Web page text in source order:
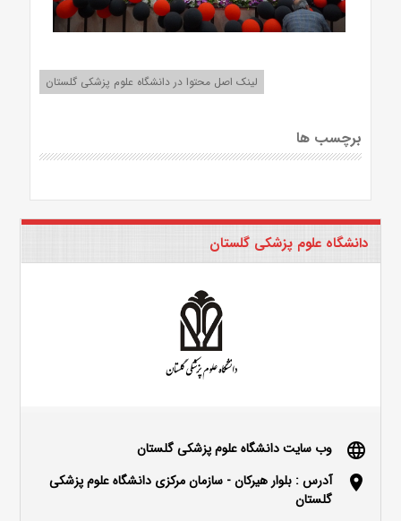
لینک اصل محتوا در دانشگاه علوم پزشکی گلستان
برچسب ها
دانشگاه علوم پزشکی گلستان
language وب سایت دانشگاه علوم پزشکی گلستان
location_on
آدرس : بلوار هیرکان - سازمان مرکزی دانشگاه علوم پزشکی
گلستان